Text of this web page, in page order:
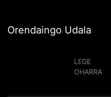
Orendaingo Udala
LEGE
OHARRA